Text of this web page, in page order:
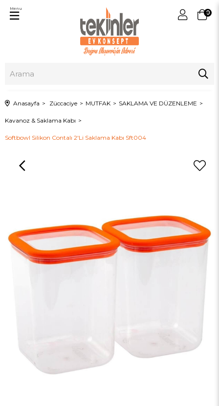
0
Menu
Anasayfa Züccaciye MUTFAK SAKLAMA VE DÜZENLEME
Kavanoz & Saklama Kabı
Softbowl Silikon Contalı 2'Li Saklama Kabı Sft004